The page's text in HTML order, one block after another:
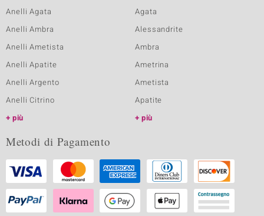
Anelli Agata
Anelli Ambra
Anelli Ametista
Anelli Apatite
Anelli Argento
Anelli Citrino
più
Agata
Alessandrite
Ambra
Ametrina
Ametista
Apatite
più
Metodi di Pagamento